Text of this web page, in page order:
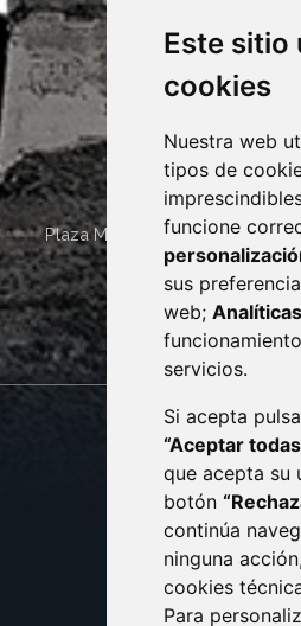
Este sitio
cookies
Nuestra web
tipos de
funcione
sus
web; Analíticas
servicios.
Si acepta
“Aceptar
que acepta su
botón
continúa
ninguna
cookies
Para
Plaza Mayor 4 22400 MONZÓN
· (34) 974
CONTACTO
AVISO
PROTECCIÓN
POLÍTICA DE